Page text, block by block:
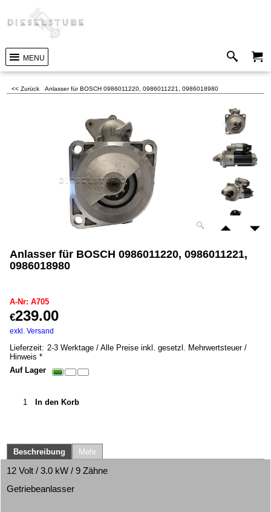
MENU
<< Zurück Anlasser für BOSCH 0986011220, 0986011221, 0986018980
Anlasser für BOSCH 0986011220, 0986011221,
0986018980
A-Nr: A705
€239.00
exkl. Versand
Lieferzeit: 2-3 Werktage / Alle Preise inkl. gesetzl. Mehrwertsteuer /
Hinweis *
Auf Lager
In den Korb
Beschreibung Mehr
12 Volt / 3.0 kW / 9 Zähne
Getriebeanlasser